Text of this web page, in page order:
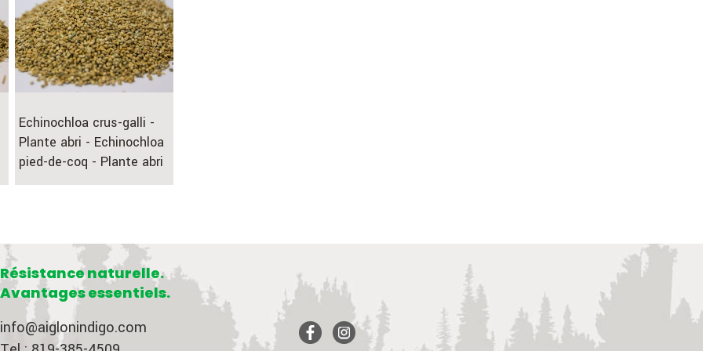
Echinochloa crus-galli -
Plante abri - Echinochloa
pied-de-coq - Plante abri
Résistance naturelle.
Avantages essentiels.
info@aiglonindigo.com